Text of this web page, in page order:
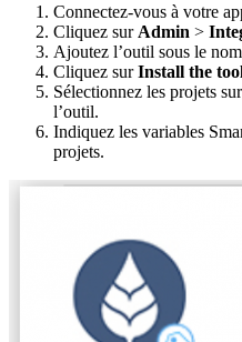
Connectez-vous à votre
Cliquez sur Admin >
Ajoutez l’outil sous le nom
Cliquez surInstall the
Sélectionnez les projets
l’outil.
Indiquez les variables
projets.